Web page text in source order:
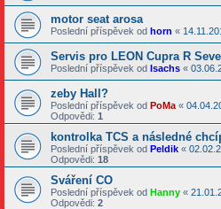
motor seat arosa
Poslední příspěvek od horn «
Servis pro LEON Cupra R
Poslední příspěvek od Isachs «
zeby Hall?
Poslední příspěvek od PoMa «
Odpovědi: 1
kontrolka TCS a následné
Poslední příspěvek od Peldik «
Odpovědi: 18
Sváření CO
Poslední příspěvek od Hanny «
Odpovědi: 2